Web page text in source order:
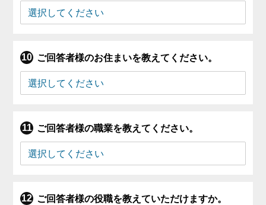
ご回答者様のお住まいを教えてください。
ご回答者様の職業を教えてください。
ご回答者様の役職を教えていただけますか。